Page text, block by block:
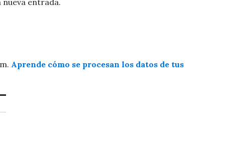
entrada.
Aprende cómo se procesan los datos de tus